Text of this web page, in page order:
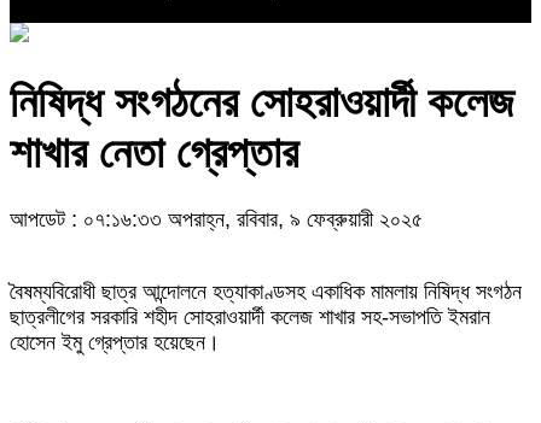
নিষিদ্ধ সংগঠনের সোহরাওয়ার্দী কলেজ
শাখার নেতা গ্রেপ্তার
আপডেট : ০৭:১৬:৩৩ অপরাহ্ন, রবিবার, ৯ ফেব্রুয়ারী ২০২৫
বৈষম্যবিরোধী ছাত্র আন্দোলনে হত্যাকাণ্ডসহ একাধিক মামলায় নিষিদ্ধ সংগঠন
ছাত্রলীগের সরকারি শহীদ সোহরাওয়ার্দী কলেজ শাখার সহ-সভাপতি ইমরান
হোসেন ইমু গ্রেপ্তার হয়েছেন।